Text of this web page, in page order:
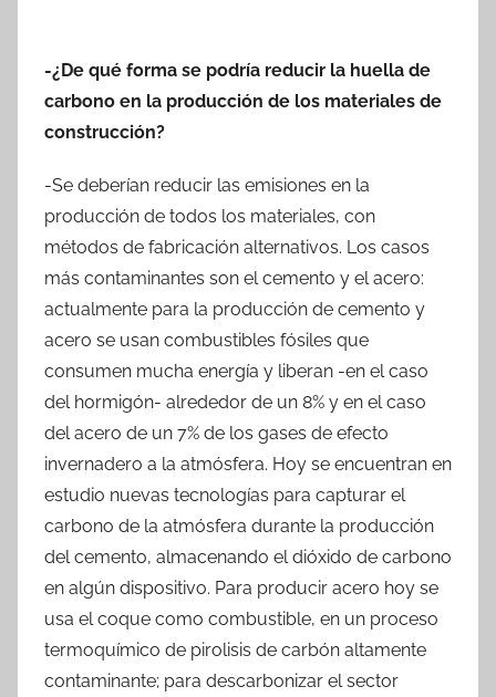
-¿De qué forma se podría reducir la huella de
carbono en la producción de los materiales de
construcción?
-Se deberían reducir las emisiones en la
producción de todos los materiales, con
métodos de fabricación alternativos. Los casos
más contaminantes son el cemento y el acero:
actualmente para la producción de cemento y
acero se usan combustibles fósiles que
consumen mucha energía y liberan -en el caso
del hormigón- alrededor de un 8% y en el caso
del acero de un 7% de los gases de efecto
invernadero a la atmósfera. Hoy se encuentran en
estudio nuevas tecnologías para capturar el
carbono de la atmósfera durante la producción
del cemento, almacenando el dióxido de carbono
en algún dispositivo. Para producir acero hoy se
usa el coque como combustible, en un proceso
termoquímico de pirolisis de carbón altamente
contaminante; para descarbonizar el sector